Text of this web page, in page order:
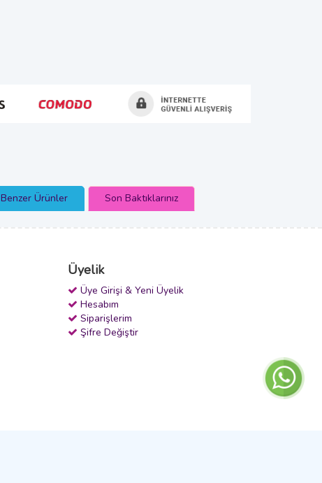
Benzer Ürünler Son Baktıklarınız
Üyelik
Üye Girişi & Yeni Üyelik
Hesabım
Siparişlerim
Şifre Değiştir